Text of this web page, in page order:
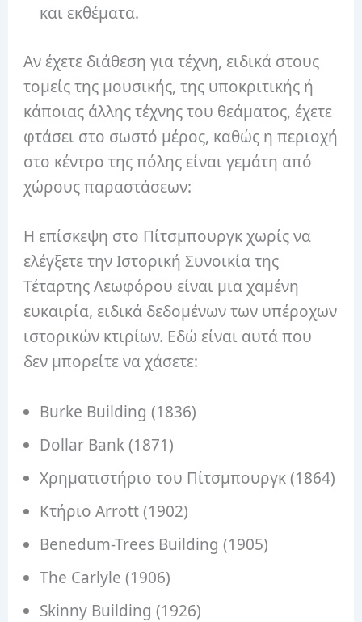
και εκθέματα.
Αν έχετε διάθεση για τέχνη, ειδικά στους
τομείς της μουσικής, της υποκριτικής ή
κάποιας άλλης τέχνης του θεάματος, έχετε
φτάσει στο σωστό μέρος, καθώς η περιοχή
στο κέντρο της πόλης είναι γεμάτη από
χώρους παραστάσεων:
Η επίσκεψη στο Πίτσμπουργκ χωρίς να
ελέγξετε την Ιστορική Συνοικία της
Τέταρτης Λεωφόρου είναι μια χαμένη
ευκαιρία, ειδικά δεδομένων των υπέροχων
ιστορικών κτιρίων. Εδώ είναι αυτά που
δεν μπορείτε να χάσετε:
Burke Building (1836)
Dollar Bank (1871)
Χρηματιστήριο του Πίτσμπουργκ (1864)
Κτήριο Arrott (1902)
Benedum-Trees Building (1905)
The Carlyle (1906)
Skinny Building (1926)